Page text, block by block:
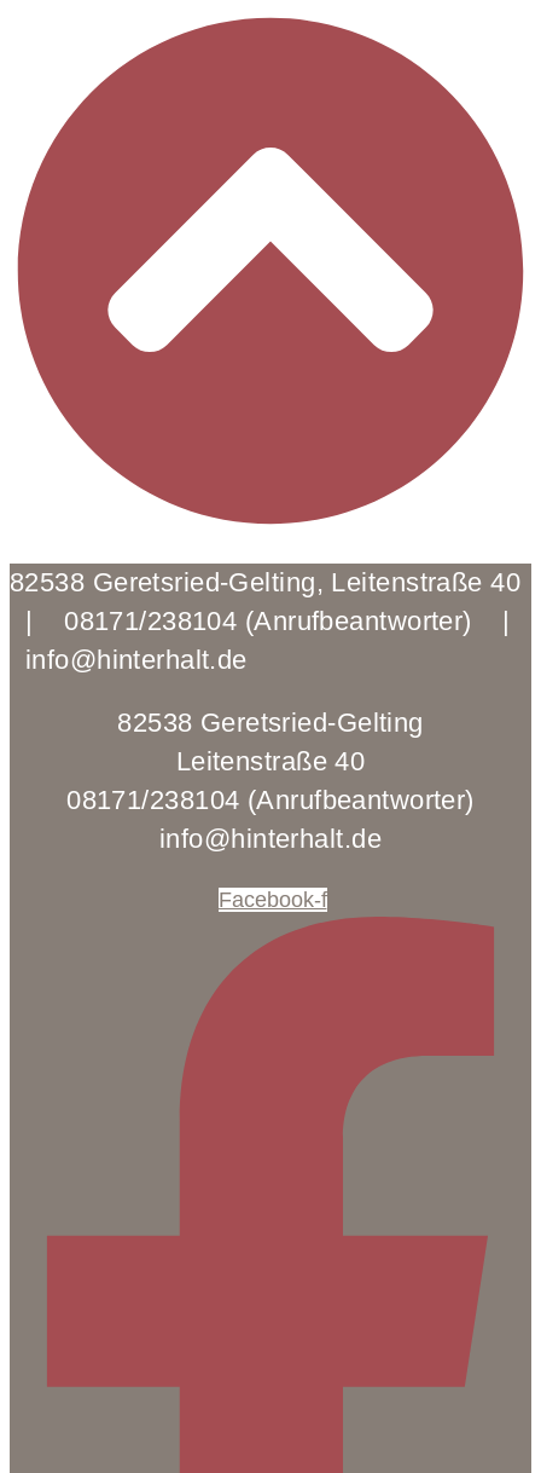
82538 Geretsried-Gelting, Leitenstraße 40
| 08171/238104 (Anrufbeantworter) |
info@hinterhalt.de
82538 Geretsried-Gelting
Leitenstraße 40
08171/238104 (Anrufbeantworter)
info@hinterhalt.de
Facebook-f